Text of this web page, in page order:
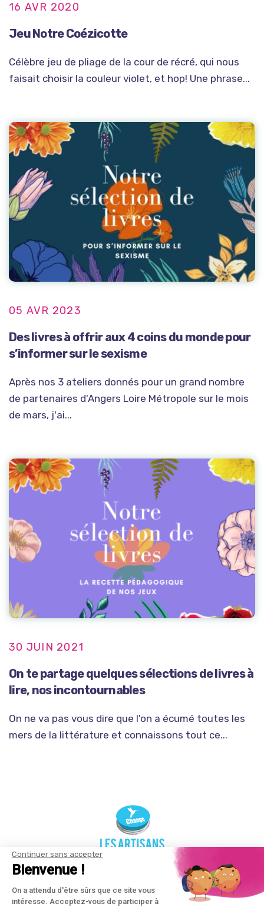
Continuer sans accepter
Bienvenue !
On a attendu d'être sûrs que ce site vous
intéresse. Acceptez-vous de participer à
16 AVR 2020
Jeu Notre Coézicotte
Célèbre jeu de pliage de la cour de récré, qui nous
faisait choisir la couleur violet, et hop! Une phrase...
05 AVR 2023
Des livres à offrir aux 4 coins du monde pour
s’informer sur le sexisme
Après nos 3 ateliers donnés pour un grand nombre
de partenaires d'Angers Loire Métropole sur le mois
de mars, j'ai...
30 JUIN 2021
On te partage quelques sélections de livres à
lire, nos incontournables
On ne va pas vous dire que l'on a écumé toutes les
mers de la littérature et connaissons tout ce...